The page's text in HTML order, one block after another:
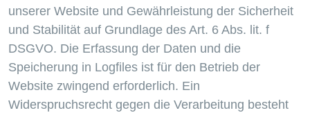
unserer Website und Gewährleistung der Sicherheit
und Stabilität auf Grundlage des Art. 6 Abs. lit. f
DSGVO. Die Erfassung der Daten und die
Speicherung in Logfiles ist für den Betrieb der
Website zwingend erforderlich. Ein
Widerspruchsrecht gegen die Verarbeitung besteht